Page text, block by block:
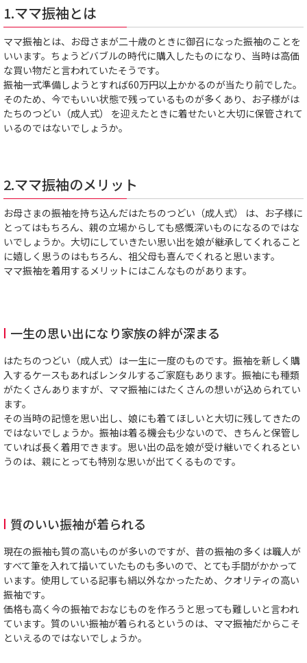
1.ママ振袖とは
ママ振袖とは、お母さまが二十歳のときに御召になった振袖のことを
いいます。ちょうどバブルの時代に購入したものになり、当時は高価
な買い物だと言われていたそうです。
振袖一式準備しようとすれば60万円以上かかるのが当たり前でした。
そのため、今でもいい状態で残っているものが多くあり、お子様がは
たちのつどい（成人式） を迎えたときに着せたいと大切に保管されて
いるのではないでしょうか。
2.ママ振袖のメリット
お母さまの振袖を持ち込んだはたちのつどい（成人式） は、お子様に
とってはもちろん、親の立場からしても感慨深いものになるのではな
いでしょうか。大切にしていきたい思い出を娘が継承してくれること
に嬉しく思うのはもちろん、祖父母も喜んでくれると思います。
ママ振袖を着用するメリットにはこんなものがあります。
一生の思い出になり家族の絆が深まる
はたちのつどい（成人式）は一生に一度のものです。振袖を新しく購
入するケースもあればレンタルするご家庭もあります。振袖にも種類
がたくさんありますが、ママ振袖にはたくさんの想いが込められてい
ます。
その当時の記憶を思い出し、娘にも着てほしいと大切に残してきたの
ではないでしょうか。振袖は着る機会も少ないので、きちんと保管し
ていれば長く着用できます。思い出の品を娘が受け継いでくれるとい
うのは、親にとっても特別な思いが出てくるものです。
質のいい振袖が着られる
現在の振袖も質の高いものが多いのですが、昔の振袖の多くは職人が
すべて筆を入れて描いていたものも多いので、とても手間がかかって
います。使用している記事も絹以外なかったため、クオリティの高い
振袖です。
価格も高く今の振袖でおなじものを作ろうと思っても難しいと言われ
ています。質のいい振袖が着られるというのは、ママ振袖だからこそ
といえるのではないでしょうか。